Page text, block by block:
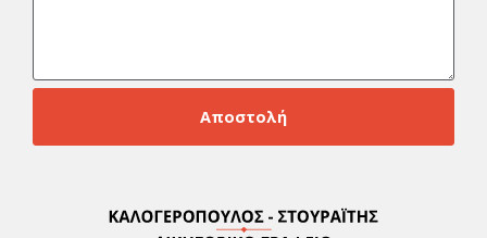
Αποστολή